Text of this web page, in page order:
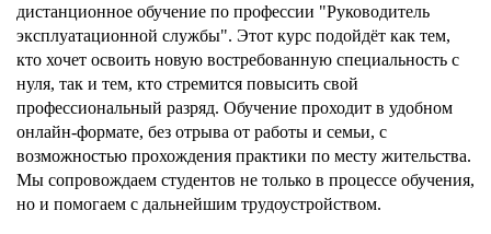
дистанционное обучение по профессии "Руководитель
эксплуатационной службы". Этот курс подойдёт как тем,
кто хочет освоить новую востребованную специальность с
нуля, так и тем, кто стремится повысить свой
профессиональный разряд. Обучение проходит в удобном
онлайн-формате, без отрыва от работы и семьи, с
возможностью прохождения практики по месту жительства.
Мы сопровождаем студентов не только в процессе обучения,
но и помогаем с дальнейшим трудоустройством.